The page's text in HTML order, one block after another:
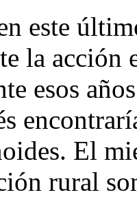
este
la acción
esos
El
rural